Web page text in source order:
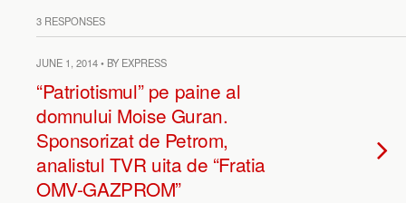
3 RESPONSES
JUNE 1, 2014 • BY EXPRESS
“Patriotismul” pe paine al
domnului Moise Guran.
Sponsorizat de Petrom,
analistul TVR uita de “Fratia
OMV-GAZPROM”